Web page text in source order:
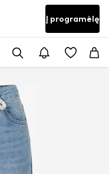
Į programėlę